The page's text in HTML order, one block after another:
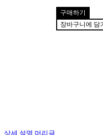
구매하기
장바구니에 담
상세 설명 머리글